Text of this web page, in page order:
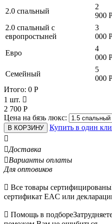
2.0 спальный
2
900
2.0 спальный с
европростыней
3
000
Евро
4
000
Семейный
5
000
Итого: 0 Р
1 шт. 
2 700 Р
Цена на бязь люкс:
В КОРЗИНУ
Купить в один

Доставка
Варианты оплаты
Для оптовиков
 Все товары сертифицированы
сертификат EAC или
 Помощь в подборе